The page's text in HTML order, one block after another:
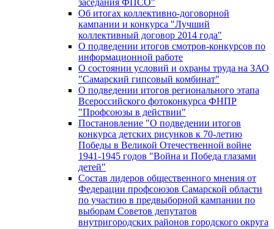
Об итогах коллективно-договорной
кампании и конкурса "Лучший
коллективный договор 2014 года"
О подведении итогов смотров-конкурсов по
информационной работе
О состоянии условий и охраны труда на ЗАО
"Самарский гипсовый комбинат"
О подведении итогов регионального этапа
Всероссийского фотоконкурса ФНПР
"Профсоюзы в действии"
Постановление "О подведении итогов
конкурса детских рисунков к 70-летию
Победы в Великой Отечественной войне
1941-1945 годов "Война и Победа глазами
детей"
Состав лидеров общественного мнения от
Федерации профсоюзов Самарской области
по участию в предвыборной кампании по
выборам Советов депутатов
внутригородских районов городского округа